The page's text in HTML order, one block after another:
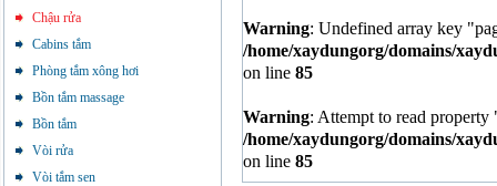
Chậu rửa
Cabins tắm
Phòng tắm xông hơi
Bồn tắm massage
Bồn tắm
Vòi rửa
Vòi tắm sen
Warning: Undefined array key
/home/xaydungorg/domains/
on line 85
Warning: Attempt to read
/home/xaydungorg/domains/
on line 85